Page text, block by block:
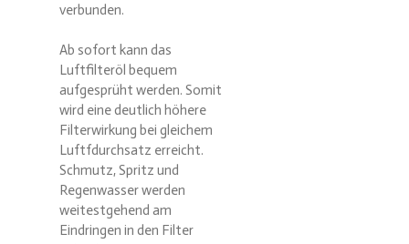
verbunden.
Ab sofort kann das
Luftfilteröl bequem
aufgesprüht werden. Somit
wird eine deutlich höhere
Filterwirkung bei gleichem
Luftfdurchsatz erreicht.
Schmutz, Spritz und
Regenwasser werden
weitestgehend am
Eindringen in den Filter